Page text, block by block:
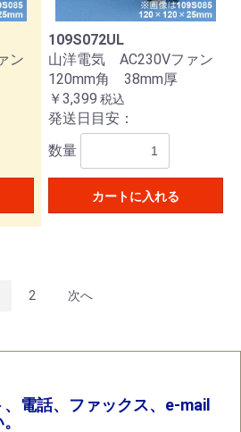
ン
109S072UL
山洋電気 AC230Vファン
120mm角 38mm厚
￥3,399 税込
発送日目安：
数量
カートに入れる
2 次へ
電話、ファックス、e-mail